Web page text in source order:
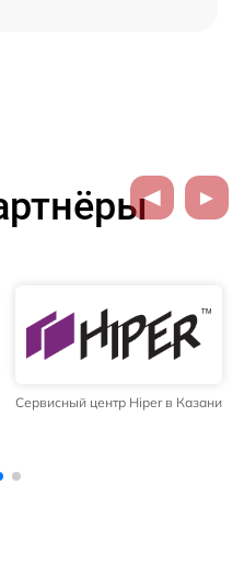
Сервисный центр Hiper в Казани